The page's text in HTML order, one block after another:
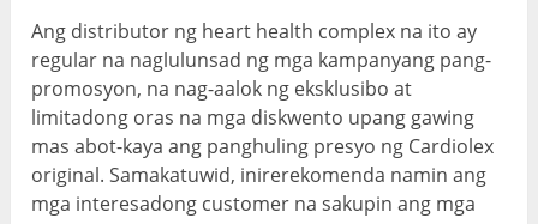
Ang distributor ng heart health complex na ito ay
regular na naglulunsad ng mga kampanyang pang-
promosyon, na nag-aalok ng eksklusibo at
limitadong oras na mga diskwento upang gawing
mas abot-kaya ang panghuling presyo ng Cardiolex
original. Samakatuwid, inirerekomenda namin ang
mga interesadong customer na sakupin ang mga